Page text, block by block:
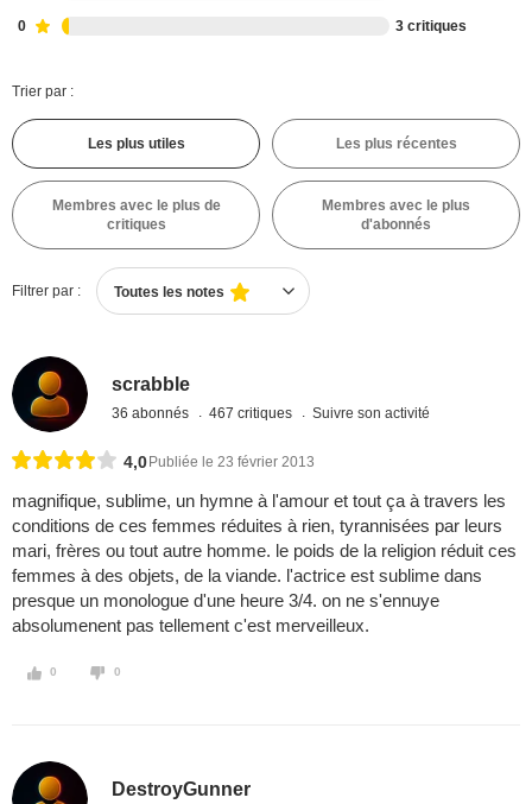
0 3 critiques
Trier par :
Les plus utiles Les plus récentes
Membres avec le plus de
critiques
Membres avec le plus
d'abonnés
Filtrer par : Toutes les notes
scrabble
36 abonnés 467 critiques Suivre son activité
4,0 Publiée le 23 février 2013
magnifique, sublime, un hymne à l'amour et tout ça à travers les
conditions de ces femmes réduites à rien, tyrannisées par leurs
mari, frères ou tout autre homme. le poids de la religion réduit ces
femmes à des objets, de la viande. l'actrice est sublime dans
presque un monologue d'une heure 3/4. on ne s'ennuye
absolumenent pas tellement c'est merveilleux.
0 0
DestroyGunner